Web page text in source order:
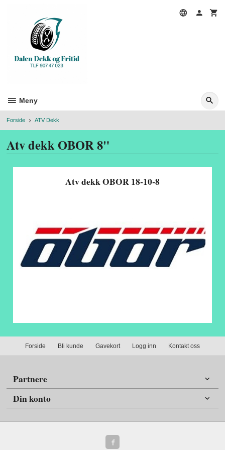
Meny
Forside ATV Dekk
Atv dekk OBOR 8"
Atv dekk OBOR 18-10-8
Forside Bli kunde Gavekort Logg inn Kontakt oss
Partnere
Din konto